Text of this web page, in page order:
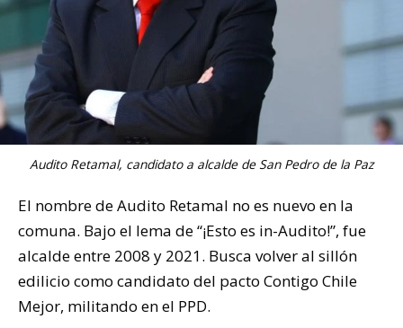
Audito Retamal, candidato a alcalde de San Pedro de la Paz
El nombre de Audito Retamal no es nuevo en la
comuna. Bajo el lema de “¡Esto es in-Audito!”, fue
alcalde entre 2008 y 2021. Busca volver al sillón
edilicio como candidato del pacto Contigo Chile
Mejor, militando en el PPD.